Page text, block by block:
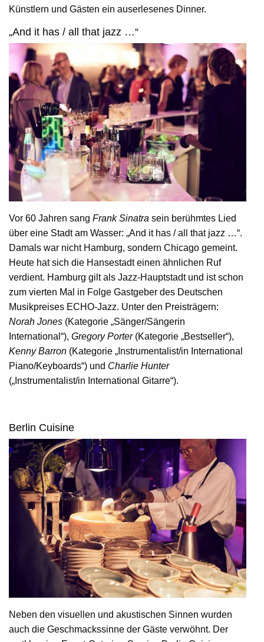
Künstlern und Gästen ein auserlesenes Dinner.
„And it has / all that jazz …“
Vor 60 Jahren sang Frank Sinatra sein berühmtes Lied
über eine Stadt am Wasser: „And it has / all that jazz …“.
Damals war nicht Hamburg, sondern Chicago gemeint.
Heute hat sich die Hansestadt einen ähnlichen Ruf
verdient. Hamburg gilt als Jazz-Hauptstadt und ist schon
zum vierten Mal in Folge Gastgeber des Deutschen
Musikpreises ECHO-Jazz. Unter den Preisträgern:
Norah Jones (Kategorie „Sänger/Sängerin
International“), Gregory Porter(Kategorie „Bestseller“),
Kenny Barron (Kategorie „Instrumentalist/in International
Piano/Keyboards“) und Charlie Hunter
(„Instrumentalist/in International Gitarre“).
Berlin Cuisine
Neben den visuellen und akustischen Sinnen wurden
auch die Geschmackssinne der Gäste verwöhnt. Der